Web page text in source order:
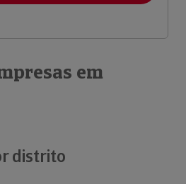
em
distrito